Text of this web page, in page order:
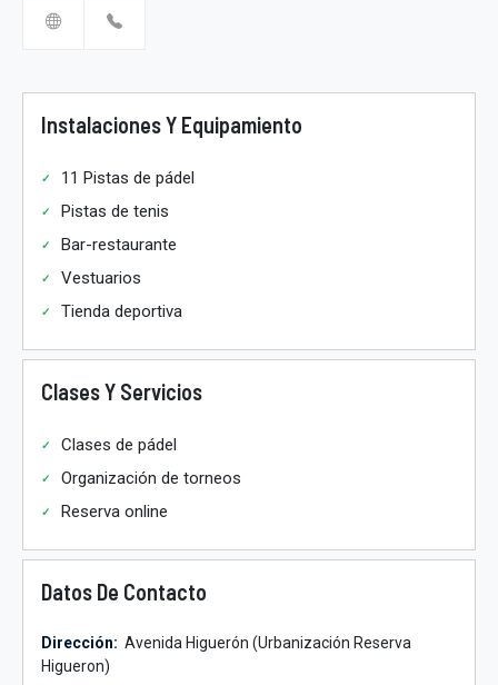
Instalaciones Y Equipamiento
11 Pistas de pádel
Pistas de tenis
Bar-restaurante
Vestuarios
Tienda deportiva
Clases Y Servicios
Clases de pádel
Organización de torneos
Reserva online
Datos De Contacto
Dirección: Avenida Higuerón (Urbanización Reserva
Higueron)